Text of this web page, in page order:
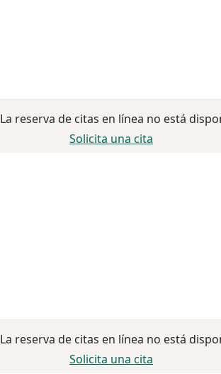
La reserva de citas en línea no está
Solicita una cita
La reserva de citas en línea no está
Solicita una cita